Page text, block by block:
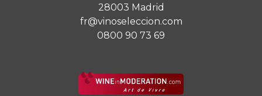
28003 Madrid
fr@vinoseleccion.com
0800 90 73 69